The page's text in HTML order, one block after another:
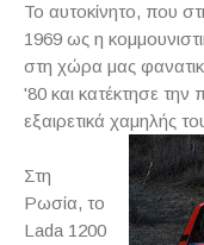
Το αυτοκίνητο, που
1969 ως η
στη χώρα μας
'80 και κατέκτησε την
εξαιρετικά χαμηλής
Στη
Ρωσία, το
Lada 1200